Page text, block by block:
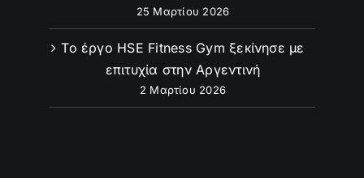
25 Μαρτίου 2026
Το έργο HSE Fitness Gym ξεκίνησε με
επιτυχία στην Αργεντινή
2 Μαρτίου 2026